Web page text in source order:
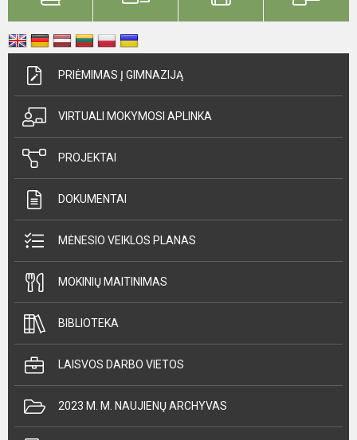
PRIĖMIMAS Į GIMNAZIJĄ
VIRTUALI MOKYMOSI APLINKA
PROJEKTAI
DOKUMENTAI
MĖNESIO VEIKLOS PLANAS
MOKINIŲ MAITINIMAS
BIBLIOTEKA
LAISVOS DARBO VIETOS
2023 M. M. NAUJIENŲ ARCHYVAS